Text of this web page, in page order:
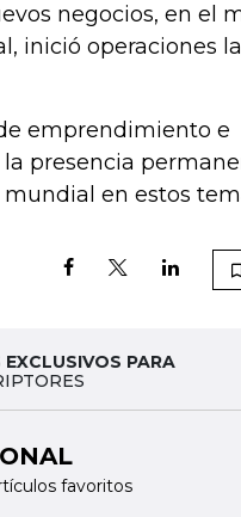
negocios, en el
inició operaciones
emprendimiento e
presencia
en estos
PARA
favoritos